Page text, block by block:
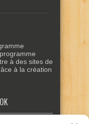
à des sites de
à la création